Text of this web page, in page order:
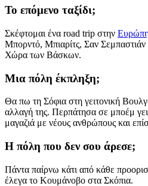
Το επόμενο ταξίδι;
Σκέφτομαι ένα road trip στην
Μπορντό, Μπιαρίτς, Σαν
Χώρα των Βάσκων.
Μια πόλη έκπληξη;
Θα πω τη Σόφια στη γειτονική
αλλαγή της. Περπάτησα σε μποέμ
μαγαζιά με νέους ανθρώπους και
Η πόλη που δεν σου άρεσε;
Πάντα παίρνω κάτι από κάθε
έλεγα το Κουμάνοβο στα Σκόπια.